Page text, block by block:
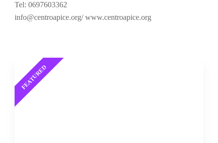
Tel: 0697603362
info@centroapice.org/ www.centroapice.org